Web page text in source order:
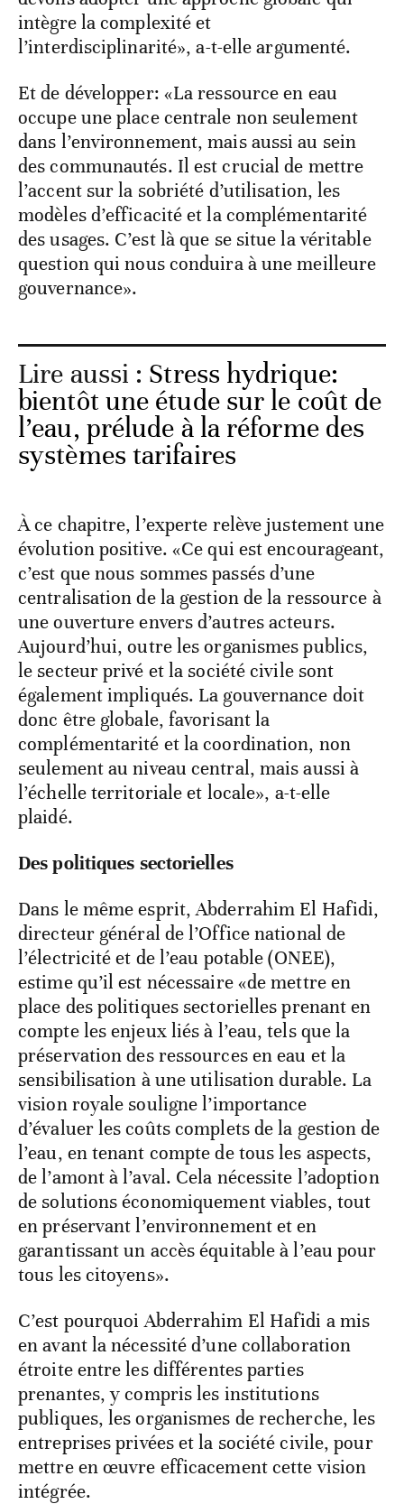
intègre la complexité et
l’interdisciplinarité», a-t-elle argumenté.
Et de développer: «La ressource en eau
occupe une place centrale non seulement
dans l’environnement, mais aussi au sein
des communautés. Il est crucial de mettre
l’accent sur la sobriété d’utilisation, les
modèles d’efficacité et la complémentarité
des usages. C’est là que se situe la véritable
question qui nous conduira à une meilleure
gouvernance».
Lire aussi : Stress hydrique:
bientôt une étude sur le coût de
l’eau, prélude à la réforme des
systèmes tarifaires
À ce chapitre, l’experte relève justement une
évolution positive. «Ce qui est encourageant,
c’est que nous sommes passés d’une
centralisation de la gestion de la ressource à
une ouverture envers d’autres acteurs.
Aujourd’hui, outre les organismes publics,
le secteur privé et la société civile sont
également impliqués. La gouvernance doit
donc être globale, favorisant la
complémentarité et la coordination, non
seulement au niveau central, mais aussi à
l’échelle territoriale et locale», a-t-elle
plaidé.
Des politiques sectorielles
Dans le même esprit, Abderrahim El Hafidi,
directeur général de l’Office national de
l’électricité et de l’eau potable (ONEE),
estime qu’il est nécessaire «de mettre en
place des politiques sectorielles prenant en
compte les enjeux liés à l’eau, tels que la
préservation des ressources en eau et la
sensibilisation à une utilisation durable. La
vision royale souligne l’importance
d’évaluer les coûts complets de la gestion de
l’eau, en tenant compte de tous les aspects,
de l’amont à l’aval. Cela nécessite l’adoption
de solutions économiquement viables, tout
en préservant l’environnement et en
garantissant un accès équitable à l’eau pour
tous les citoyens».
C’est pourquoi Abderrahim El Hafidi a mis
en avant la nécessité d’une collaboration
étroite entre les différentes parties
prenantes, y compris les institutions
publiques, les organismes de recherche, les
entreprises privées et la société civile, pour
mettre en œuvre efficacement cette vision
intégrée.